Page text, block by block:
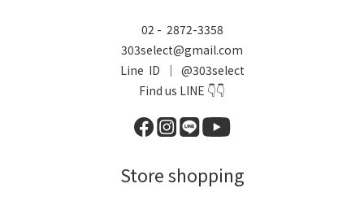
02 - 2872-3358
303select@gmail.com
Line ID ｜ @303select
Find us LINE 👇👇
Store shopping